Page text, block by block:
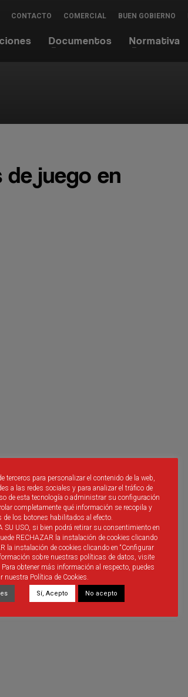
CONTACTO COMERCIAL BUEN GOBIERNO
Documentos Normativa
de juego en
terceros para personalizar el contenido de la web,
a las redes sociales y para analizar el tráfico de
de esta tecnología o administrar su configuración
completamente qué información se recopila y
de los botones habilitados al efecto.
SU USO, si bien podrá retirar su consentimiento en
RECHAZAR la instalación de cookies clicando
la instalación de cookies clicando en “Configurar
sobre nuestras políticas de datos, visite
obtener más información al respecto, puedes
nuestra Política de Cookies.
Sí, Acepto No acepto